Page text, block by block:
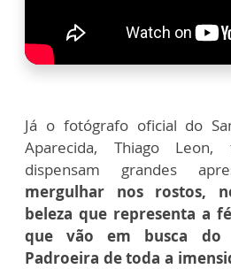
Já o fotógrafo oficial do
Aparecida, Thiago
dispensam grandes
mergulhar nos rostos,
beleza que representa a
que vão em busca do
Padroeira de toda a